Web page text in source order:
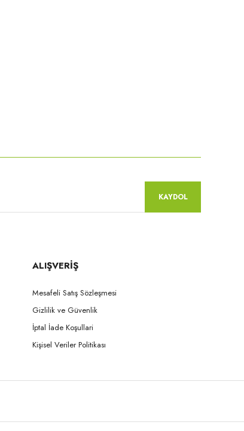
KAYDOL
ALIŞVERİŞ
Mesafeli Satış Sözleşmesi
Gizlilik ve Güvenlik
İptal İade Koşullari
Kişisel Veriler Politikası